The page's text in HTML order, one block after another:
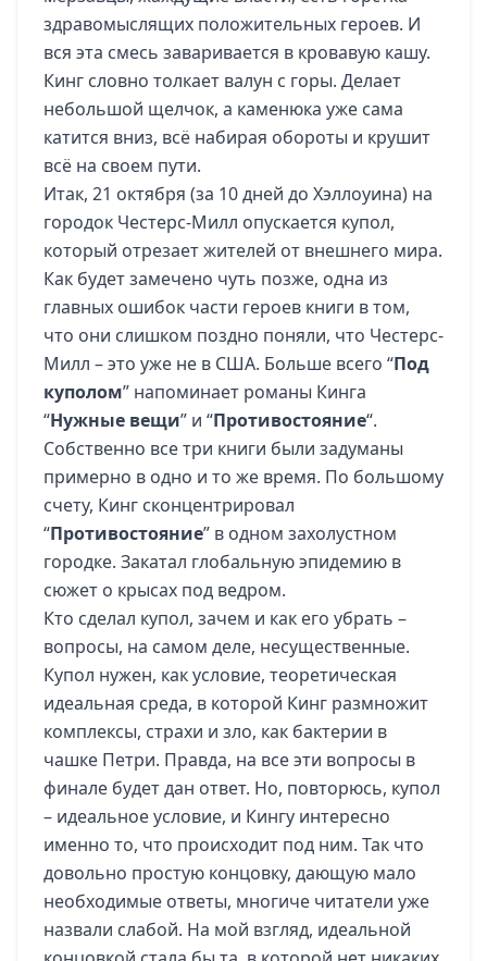
здравомыслящих положительных героев. И
вся эта смесь заваривается в кровавую кашу.
Кинг словно толкает валун с горы. Делает
небольшой щелчок, а каменюка уже сама
катится вниз, всё набирая обороты и крушит
всё на своем пути.
Итак, 21 октября (за 10 дней до Хэллоуина) на
городок Честерс-Милл опускается купол,
который отрезает жителей от внешнего мира.
Как будет замечено чуть позже, одна из
главных ошибок части героев книги в том,
что они слишком поздно поняли, что Честерс-
Милл – это уже не в США. Больше всего “Под
куполом” напоминает романы Кинга
“Нужные вещи” и “Противостояние“.
Собственно все три книги были задуманы
примерно в одно и то же время. По большому
счету, Кинг сконцентрировал
“Противостояние” в одном захолустном
городке. Закатал глобальную эпидемию в
сюжет о крысах под ведром.
Кто сделал купол, зачем и как его убрать –
вопросы, на самом деле, несущественные.
Купол нужен, как условие, теоретическая
идеальная среда, в которой Кинг размножит
комплексы, страхи и зло, как бактерии в
чашке Петри. Правда, на все эти вопросы в
финале будет дан ответ. Но, повторюсь, купол
– идеальное условие, и Кингу интересно
именно то, что происходит под ним. Так что
довольно простую концовку, дающую мало
необходимые ответы, многиче читатели уже
назвали слабой. На мой взгляд, идеальной